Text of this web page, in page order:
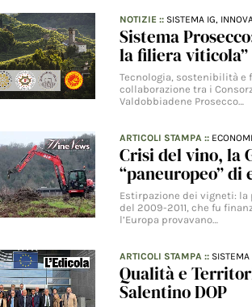
NOTIZIE :: SISTEMA IG,
Sistema
la filiera viticola”
Tecnologia, sostenibilità e
collaborazione tra i
Valdobbiadene Prosecco…
ARTICOLI STAMPA ::
Crisi del vino, la
“paneuropeo”
Estirpazione dei vigneti:
del 2009-2011, che fu
l’Europa provavano…
ARTICOLI STAMPA :: SISTEMA
Qualità e
Salentino DOP